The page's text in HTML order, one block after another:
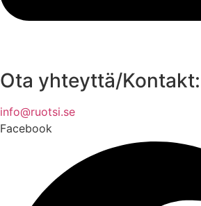
Ota yhteyttä/Kontakt:
info@ruotsi.se
Facebook